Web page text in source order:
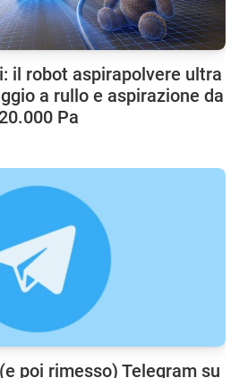
il robot aspirapolvere ultra
a rullo e aspirazione da
20.000 Pa
poi rimesso) Telegram su